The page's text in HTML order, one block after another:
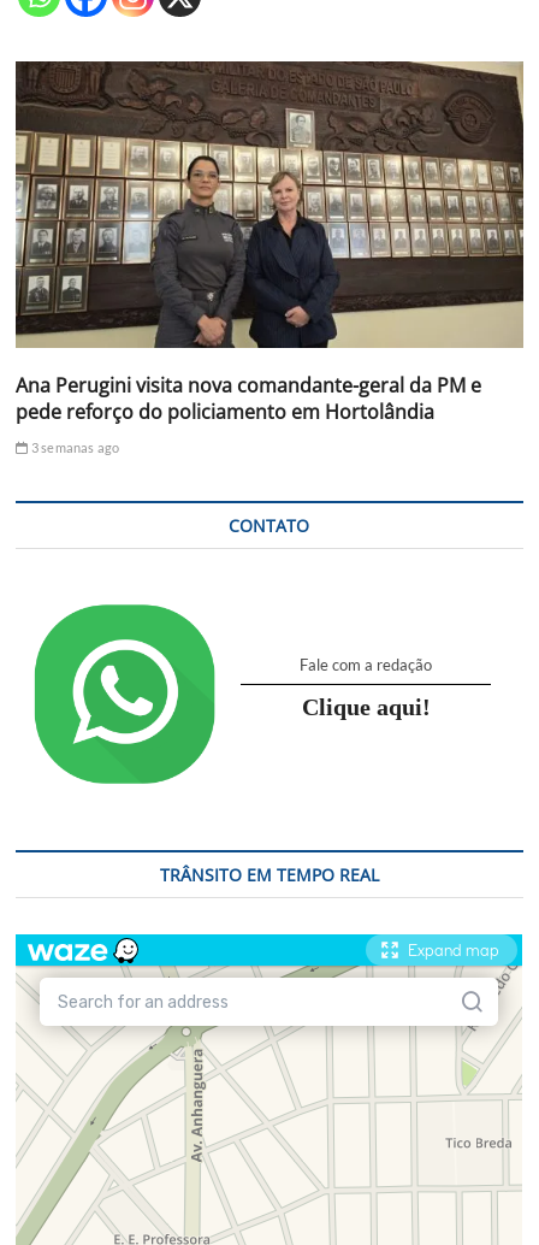
Ana Perugini visita nova comandante-geral da PM e
pede reforço do policiamento em Hortolândia
3 semanas ago
CONTATO
Fale com a redação
Clique aqui!
TRÂNSITO EM TEMPO REAL